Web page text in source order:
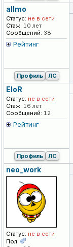
allmo
Статус: не в сети
Стаж: 10 лет
Сообщений: 38
Рейтинг
Профиль ЛС
EloR
Статус: не в сети
Стаж: 16 лет
Сообщений: 12
Рейтинг
Профиль ЛС
neo_work
Статус: не в сети
Пол: